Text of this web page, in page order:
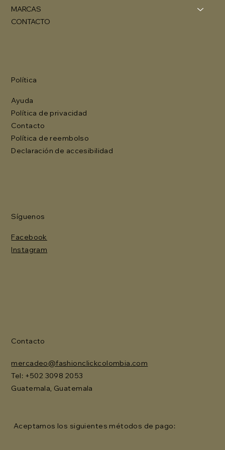
MARCAS
CONTACTO
Política
Ayuda
Política de privacidad
Contacto
Política de reembolso
Declaración de accesibilidad
Síguenos
Facebook
Instagram
Contacto
mercadeo@fashionclickcolombia.com
Tel: ‪+502 3098 2053‬
Guatemala, Guatemala
Aceptamos los siguientes métodos de pago: